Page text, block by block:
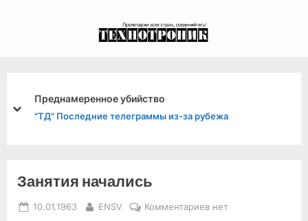
На спектакле в Большом театре
"КП" С первой страницы
prev
next
Занятия начались
Posted
10.01.1963 By
ENSV Комментариевкнет